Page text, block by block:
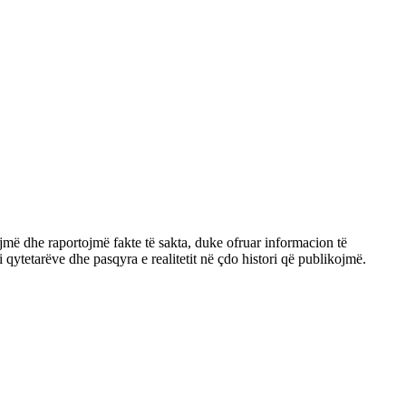
dhe raportojmë fakte të sakta, duke ofruar informacion të
dhe pasqyra e realitetit në çdo histori që publikojmë.